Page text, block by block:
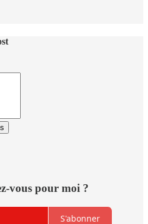
vous pour moi ?
S'abonner